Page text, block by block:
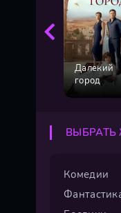
Далекий
город
Комедии